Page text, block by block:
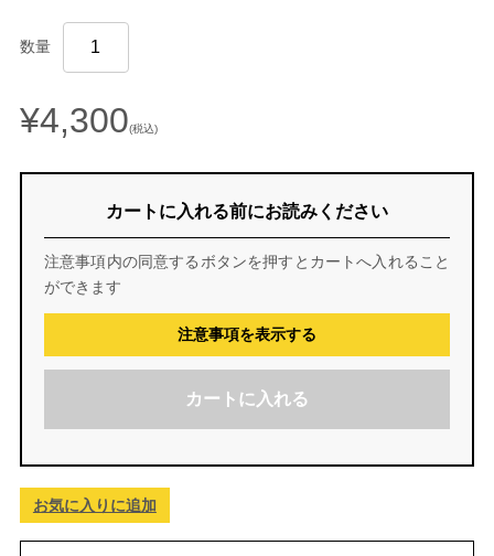
数量
¥4,300(税込)
カートに入れる前にお読みください
注意事項内の同意するボタンを押すとカートへ入れること
ができます
注意事項を表示する
カートに入れる
お気に入りに追加